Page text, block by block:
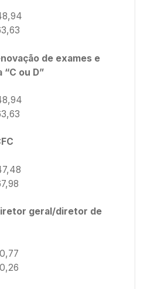
de exames e
ou D”
geral/diretor de